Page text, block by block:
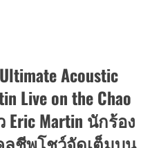
Acoustic
Live on the Chao
Eric Martin นักร้อง